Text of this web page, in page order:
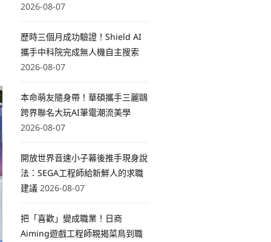
2026-08-07
歷時三個月成功驗證！Shield AI
攜手中科院完成無人機自主搜索
2026-08-07
本命萌友隨身帶！華碩攜手三麗鷗
跨界聯名大玩AI筆電潮流美學
2026-08-07
開放世界音速小子幕後推手現身說
法：SEGA工程師給新鮮人的求職
建議 2026-08-07
把「喜歡」變成職業！日商
Aiming遊戲工程師親揭菜鳥到職